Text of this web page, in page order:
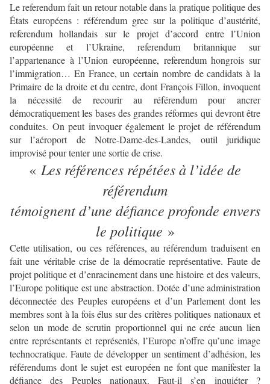
Le referendum fait un retour notable dans la pratique politique des
États européens : référendum grec sur la politique d’austérité,
referendum hollandais sur le projet d’accord entre l’Union
européenne et l’Ukraine, referendum britannique sur
l’appartenance à l’Union européenne, referendum hongrois sur
l’immigration… En France, un certain nombre de candidats à la
Primaire de la droite et du centre, dont François Fillon, invoquent
la nécessité de recourir au référendum pour ancrer
démocratiquement les bases des grandes réformes qui devront être
conduites. On peut invoquer également le projet de référendum
sur l’aéroport de Notre-Dame-des-Landes, outil juridique
improvisé pour tenter une sortie de crise.
« Les références répétées à l’idée de
référendum
témoignent d’une défiance profonde envers
le politique »
Cette utilisation, ou ces références, au référendum traduisent en
fait une véritable crise de la démocratie représentative. Faute de
projet politique et d’enracinement dans une histoire et des valeurs,
l’Europe politique est une abstraction. Dotée d’une administration
déconnectée des Peuples européens et d’un Parlement dont les
membres sont à la fois élus sur des critères politiques nationaux et
selon un mode de scrutin proportionnel qui ne crée aucun lien
entre représentants et représentés, l’Europe n’offre qu’une image
technocratique. Faute de développer un sentiment d’adhésion, les
référendums dont le sujet est européen ne font que manifester la
défiance des Peuples nationaux. Faut-il s’en inquiéter ?